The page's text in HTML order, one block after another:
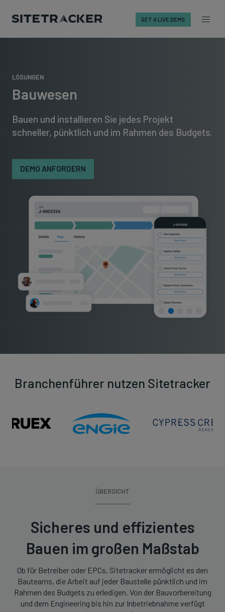
GET A LIVE DEMO
LÖSUNGEN
Bauwesen
Bauen und installieren Sie jedes Projekt
schneller, pünktlich und im Rahmen des Budgets.
DEMO ANFORDERN
Branchenführer nutzen Sitetracker
ÜBERSICHT
Sicheres und effizientes
Bauen im großen Maßstab
Ob für Betreiber oder EPCs, Sitetracker ermöglicht es den
Bauteams, die Arbeit auf jeder Baustelle pünktlich und im
Rahmen des Budgets zu erledigen. Von der Bauvorbereitung
und dem Engineering bis hin zur Inbetriebnahme verfügt